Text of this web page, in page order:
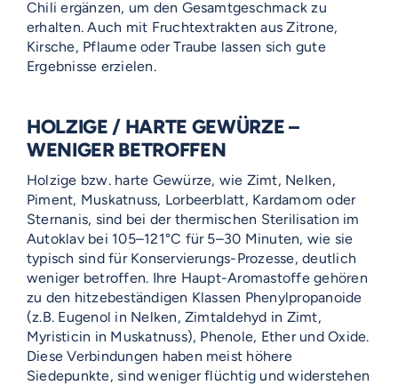
Chili ergänzen, um den Gesamtgeschmack zu
erhalten. Auch mit Fruchtextrakten aus Zitrone,
Kirsche, Pflaume oder Traube lassen sich gute
Ergebnisse erzielen.
HOLZIGE / HARTE GEWÜRZE –
WENIGER BETROFFEN
Holzige bzw. harte Gewürze, wie Zimt, Nelken,
Piment, Muskatnuss, Lorbeerblatt, Kardamom oder
Sternanis, sind bei der thermischen Sterilisation im
Autoklav bei 105–121°C für 5–30 Minuten, wie sie
typisch sind für Konservierungs-Prozesse, deutlich
weniger betroffen. Ihre Haupt-Aromastoffe gehören
zu den hitzebeständigen Klassen Phenylpropanoide
(z.B. Eugenol in Nelken, Zimtaldehyd in Zimt,
Myristicin in Muskatnuss), Phenole, Ether und Oxide.
Diese Verbindungen haben meist höhere
Siedepunkte, sind weniger flüchtig und widerstehen